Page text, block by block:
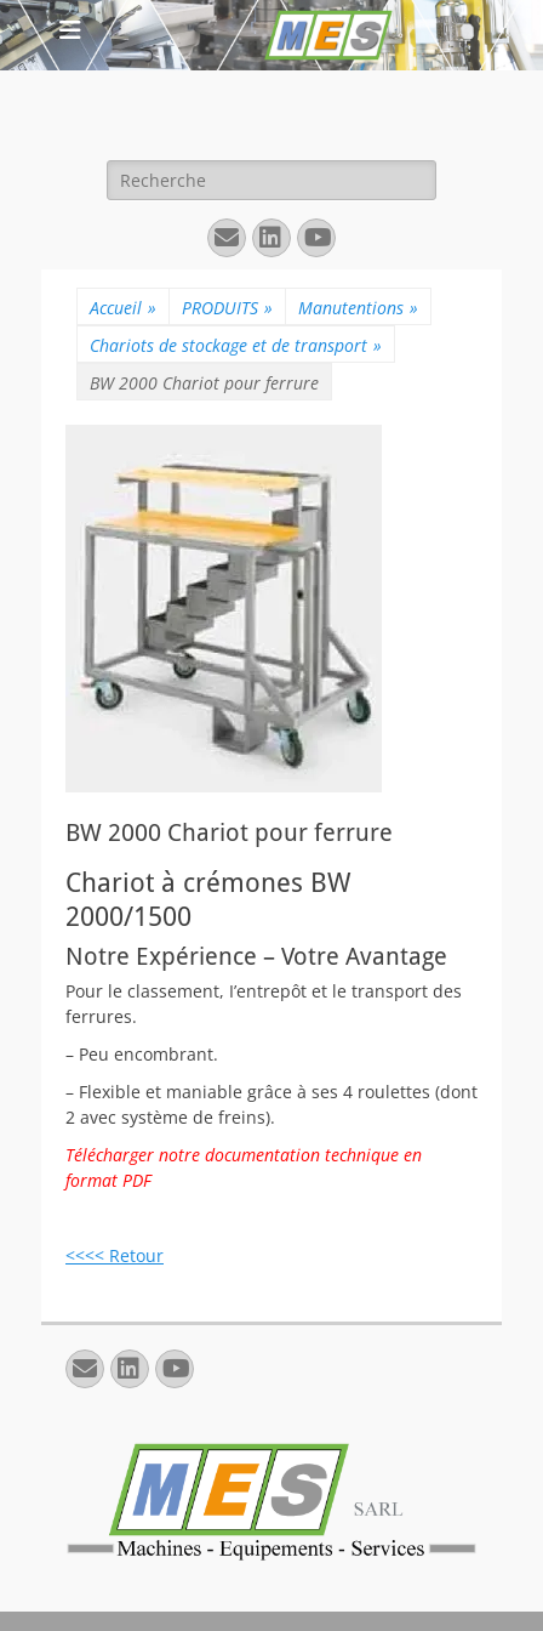
Rechercher :
E-
mail
Linkedin
YouTube
Accueil » PRODUITS » Manutentions »
Chariots de stockage et de transport »
BW 2000 Chariot pour ferrure
BW 2000 Chariot pour ferrure
Chariot à crémones BW
2000/1500
Notre Expérience – Votre Avantage
Pour le classement, I’entrepôt et le transport des
ferrures.
– Peu encombrant.
– Flexible et maniable grâce à ses 4 roulettes (dont
2 avec système de freins).
Télécharger notre documentation technique en
format PDF
<<<< Retour
E-
mail
Linkedin
YouTube